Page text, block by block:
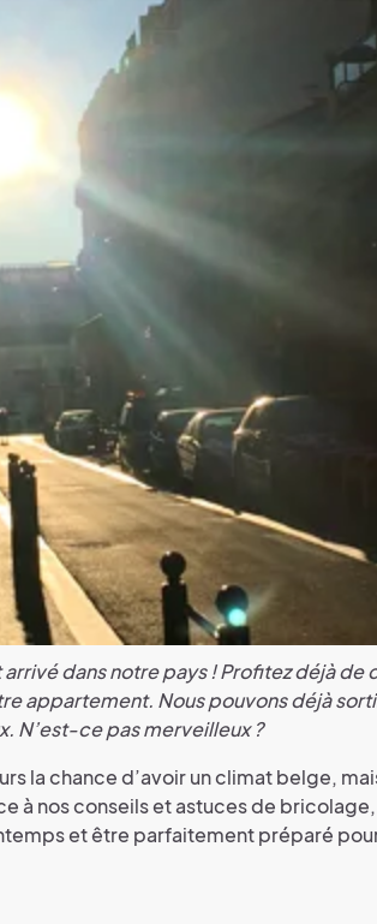
dans notre pays ! Profitez déjà de
appartement. Nous pouvons déjà
N’est-ce pas merveilleux ?
la chance d’avoir un climat belge,
à nos conseils et astuces de
et être parfaitement préparé